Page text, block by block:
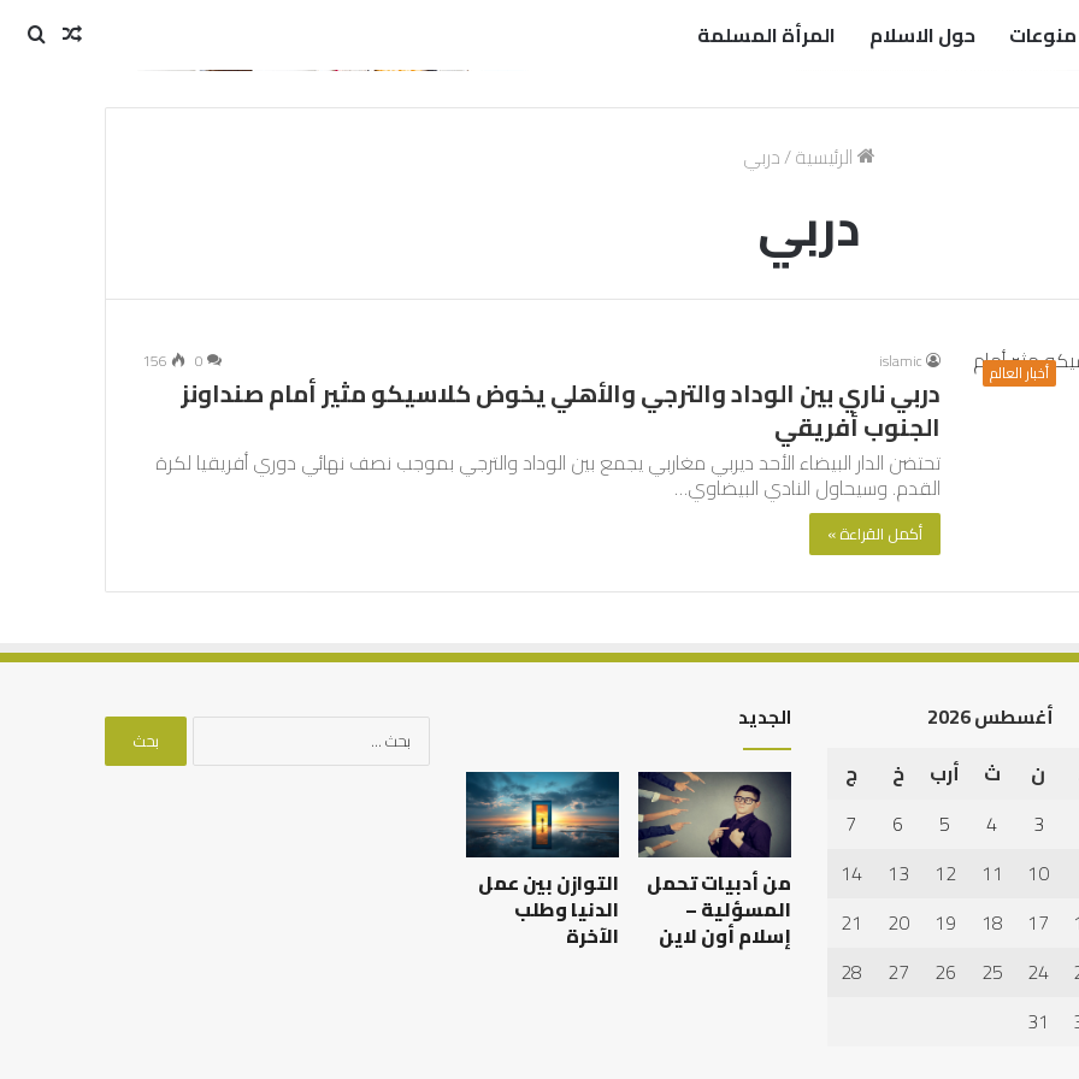
منوعات حول الاسلام المرأة المسلمة
مقال
الرئيسية/دربي
دربي
أخبار العالم islamic
0
156
دربي ناري بين الوداد والترجي والأهلي يخوض كلاسيكو مثير أمام صنداونز
الجنوب أفريقي
تحتضن الدار البيضاء الأحد ديربي مغاربي يجمع بين الوداد والترجي بموجب نصف نهائي دوري أفريقيا لكرة
القدم. وسيحاول النادي البيضاوي…
أكمل القراءة »
العبادات شخصية
أهم
أسباب
عدم
استجابة
الدعاء
أهم أسباب عدم استجابة
العلاقة
العلمية
بين
الإمام
مالك
والليث
أغسطس 2026
ن ث أرب خ
ج
3
4
5
6
7
10
11
12
13
14
17
18
19
20
21
24
25
26
27
28
31
الجديد
من أدبيات تحمل
المسؤلية –
إسلام أون لاين
التوازن بين عمل
الدنيا وطلب
الآخرة
البحث